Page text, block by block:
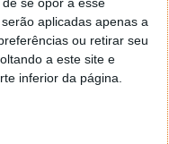
aplicadas apenas a
ou retirar seu
a este site e
inferior da página.